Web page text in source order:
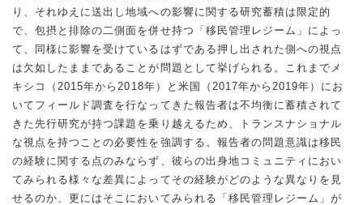
り、それゆえに送出し地域への影響に関する研究蓄積は限定的
で、包摂と排除の二側面を併せ持つ「移民管理レジーム」によっ
て、同様に影響を受けているはずである押し出された側への視点
は欠如したままであることが問題として挙げられる。これまでメ
キシコ（2015年から2018年）と米国（2017年から2019年）にお
いてフィールド調査を行なってきた報告者は不均衡に蓄積されて
きた先行研究が持つ課題を乗り越えるため、トランスナショナル
な視点を持つことの必要性を強調する。報告者の問題意識は移民
の経験に関する点のみならず、彼らの出身地コミュニティにおい
てみられる様々な差異によってその経験がどのような異なりを見
せるのか、更にはそこにおいてみられる「移民管理レジーム」が